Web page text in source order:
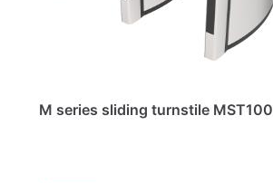
M series sliding turnstile MST100